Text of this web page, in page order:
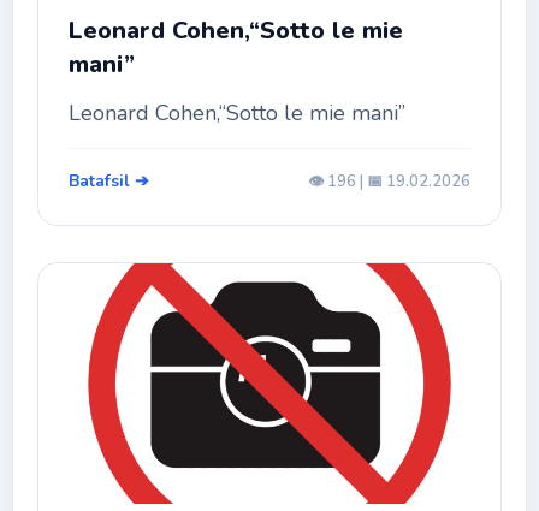
Leonard Cohen,“Sotto le mie
mani”
Leonard Cohen,“Sotto le mie mani”
Batafsil ➔ 👁️ 196 | 📅 19.02.2026